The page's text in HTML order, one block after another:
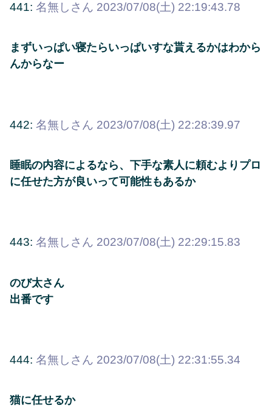
441: 名無しさん 2023/07/08(土) 22:19:43.78
まずいっぱい寝たらいっぱいすな貰えるかはわから
んからなー
442: 名無しさん 2023/07/08(土) 22:28:39.97
睡眠の内容によるなら、下手な素人に頼むよりプロ
に任せた方が良いって可能性もあるか
443: 名無しさん 2023/07/08(土) 22:29:15.83
のび太さん
出番です
444: 名無しさん 2023/07/08(土) 22:31:55.34
猫に任せるか